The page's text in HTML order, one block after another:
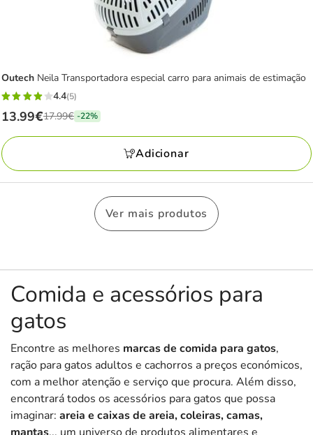
Outech Neila Transportadora especial carro para animais de estimação
4.4
estrelas
com
5
avaliações
4.4(5)
Preço
anterior
17.99€,
está
a
13.99€
13.99€17.99€ -22%
Adicionar
Ver mais produtos
Comida e acessórios para
gatos
Encontre as melhores marcas de comida para gatos,
ração para gatos adultos e cachorros a preços económicos,
com a melhor atenção e serviço que procura. Além disso,
encontrará todos os acessórios para gatos que possa
imaginar: areia e caixas de areia, coleiras, camas,